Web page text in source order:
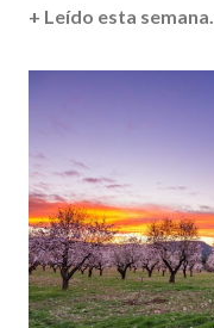
+ Leído esta semana...